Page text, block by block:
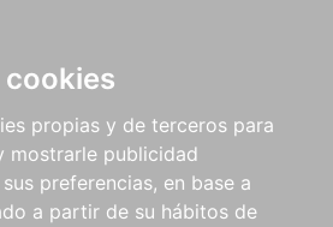
propias y de terceros para
mostrarle publicidad
preferencias, en base a
a partir de su hábitos de